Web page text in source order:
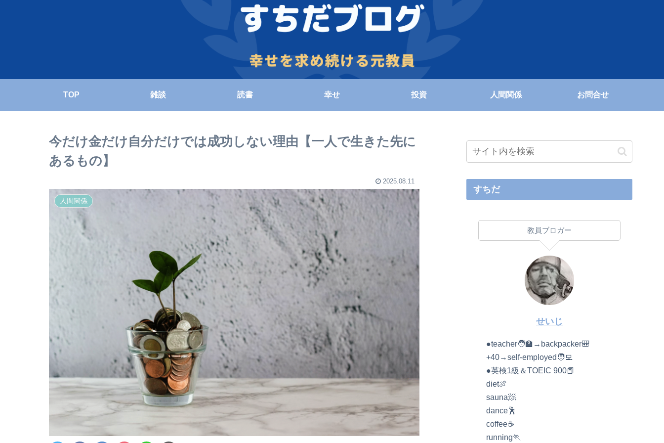
TOP 雑談 読書 幸せ 投資 人間関係 お問合せ
今だけ金だけ自分だけでは成功しない理由【一人で生きた先に
あるもの】
2025.08.11
人間関係
すちだ
教員ブロガー
せいじ
●teacher🧑‍🏫→backpacker🎒
+40→self-employed🧑‍💻
●英検1級＆TOEIC 900📕
diet🍖
sauna🧖
dance🕺
coffee☕️
running🏃